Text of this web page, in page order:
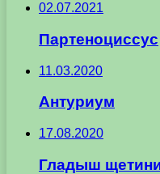
02.07.2021
Партеноциссус
11.03.2020
Антуриум
17.08.2020
Гладыш